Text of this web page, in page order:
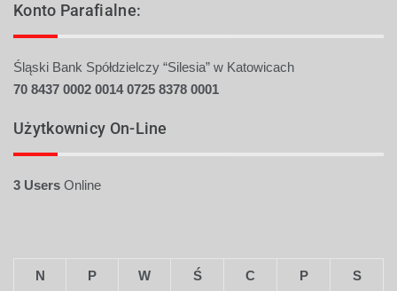
Konto Parafialne:
Śląski Bank Spółdzielczy “Silesia” w Katowicach
70 8437 0002 0014 0725 8378 0001
Użytkownicy On-Line
3 Users Online
N P W Ś C P S